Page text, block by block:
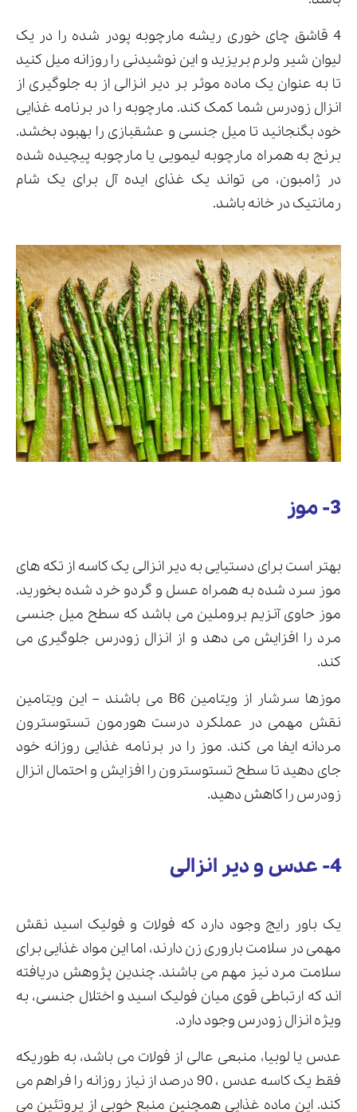
4 قاشق چای خوری ریشه مارچوبه پودر شده را در یک
لیوان شیر ولرم بریزید و این نوشیدنی را روزانه میل کنید
تا به عنوان یک ماده موثر بر دیر انزالی از به جلوگیری از
انزال زودرس شما کمک کند. مارچوبه را در برنامه غذایی
خود بگنجانید تا میل جنسی و عشقبازی را بهبود بخشد.
برنج به همراه مارچوبه لیمویی یا مارچوبه پیچیده شده
در ژامبون، می تواند یک غذای ایده آل برای یک شام
رمانتیک در خانه باشد.
3- موز
بهتر است برای دستیایی به دیر انزالی یک کاسه از تکه های
موز سرد شده به همراه عسل و گردو خرد شده بخورید.
موز حاوی آنزیم بروملین می باشد که سطح میل جنسی
مرد را افزایش می دهد و از انزال زودرس جلوگیری می
کند.
موزها سرشار از ویتامین B6 می باشند – این ویتامین
نقش مهمی در عملکرد درست هورمون تستوسترون
مردانه ایفا می کند. موز را در برنامه غذایی روزانه خود
جای دهید تا سطح تستوسترون را افزایش و احتمال انزال
زودرس را کاهش دهید.
4- عدس و دیر انزالی
یک باور رایج وجود دارد که فولات و فولیک اسید نقش
مهمی در سلامت باروری زن دارند، اما این مواد غذایی برای
سلامت مرد نیز مهم می باشند. چندین پژوهش دریافته
اند که ارتباطی قوی میان فولیک اسید و اختلال جنسی، به
ویژه انزال زودرس وجود دارد.
عدس یا لوبیا، منبعی عالی از فولات می باشد، به طوریکه
فقط یک کاسه عدس ، 90 درصد از نیاز روزانه را فراهم می
کند. این ماده غذایی همچنین منبع خوبی از پروتئین می